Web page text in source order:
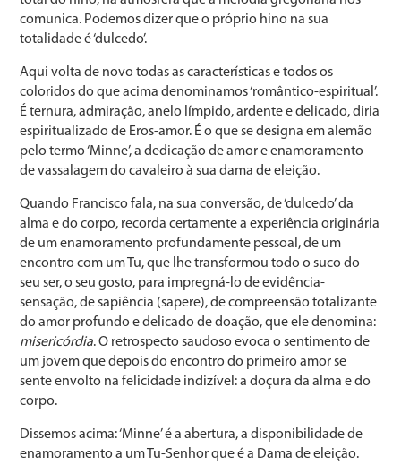
comunica. Podemos dizer que o próprio hino na sua
totalidade é ‘dulcedo’.
Aqui volta de novo todas as características e todos os
coloridos do que acima denominamos ‘romântico-espiritual’.
É ternura, admiração, anelo límpido, ardente e delicado, diria
espiritualizado de Eros-amor. É o que se designa em alemão
pelo termo ‘Minne’, a dedicação de amor e enamoramento
de vassalagem do cavaleiro à sua dama de eleição.
Quando Francisco fala, na sua conversão, de ‘dulcedo’ da
alma e do corpo, recorda certamente a experiência originária
de um enamoramento profundamente pessoal, de um
encontro com um Tu, que lhe transformou todo o suco do
seu ser, o seu gosto, para impregná-lo de evidência-
sensação, de sapiência (sapere), de compreensão totalizante
do amor profundo e delicado de doação, que ele denomina:
misericórdia. O retrospecto saudoso evoca o sentimento de
um jovem que depois do encontro do primeiro amor se
sente envolto na felicidade indizível: a doçura da alma e do
corpo.
Dissemos acima: ‘Minne’ é a abertura, a disponibilidade de
enamoramento a um Tu-Senhor que é a Dama de eleição.